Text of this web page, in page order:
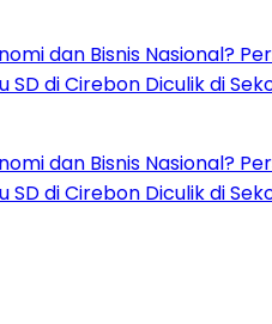
Nasional? Persrilis.com
Diculik di Sekolah,
Nasional? Persrilis.com
Diculik di Sekolah,